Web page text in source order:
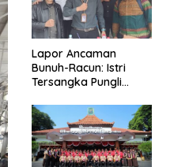
Lapor Ancaman
Bunuh-Racun: Istri
Tersangka Pungli
Oknum G Mengaku
Utusan Kadis
Disdagperin